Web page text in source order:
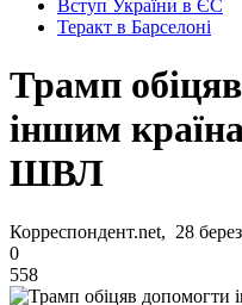
Вступ України в ЄС
Теракт в Барселоні
Трамп
іншим
ШВЛ
Корреспондент.net, 28
0
558